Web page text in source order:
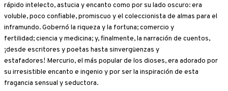
rápido intelecto, astucia y encanto como por su lado oscuro: era
voluble, poco confiable, promiscuo y el coleccionista de almas para el
inframundo. Gobernó la riqueza y la fortuna; comercio y
fertilidad; ciencia y medicina; y, finalmente, la narración de cuentos,
¡desde escritores y poetas hasta sinvergüenzas y
estafadores! Mercurio, el más popular de los dioses, era adorado por
su irresistible encanto e ingenio y por ser la inspiración de esta
fragancia sensual y seductora.